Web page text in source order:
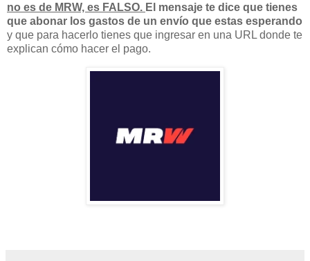
no es de MRW, es FALSO. El mensaje te dice que tienes
que abonar los gastos de un envío que estas esperando
y que para hacerlo tienes que ingresar en una URL donde te
explican cómo hacer el pago.